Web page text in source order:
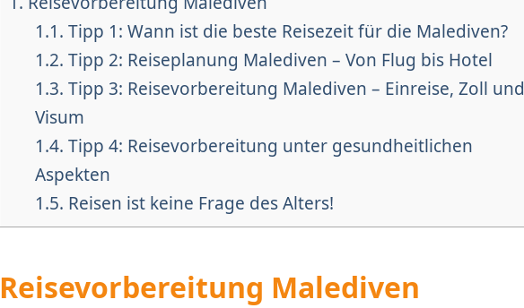
1.1. Tipp 1: Wann ist die beste Reisezeit für die Malediven?
1.2. Tipp 2: Reiseplanung Malediven – Von Flug bis Hotel
1.3. Tipp 3: Reisevorbereitung Malediven – Einreise, Zoll und
Visum
1.4. Tipp 4: Reisevorbereitung unter gesundheitlichen
Aspekten
1.5. Reisen ist keine Frage des Alters!
Reisevorbereitung Malediven